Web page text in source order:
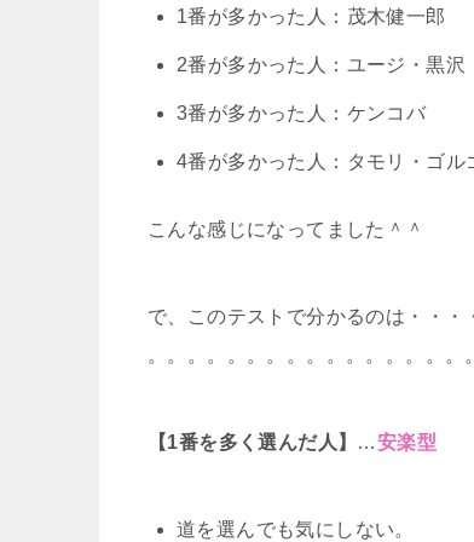
1番が多かった人：茂木健一郎
2番が多かった人：ユージ・黒
3番が多かった人：ケンコバ
4番が多かった人：タモリ・ゴル
こんな感じになってました＾＾
で、このテストで分かるのは・・・
。。。。。。。。。。。。。。。。
【1番を多く選んだ人】 …安楽型
道を選んでも気にしない。